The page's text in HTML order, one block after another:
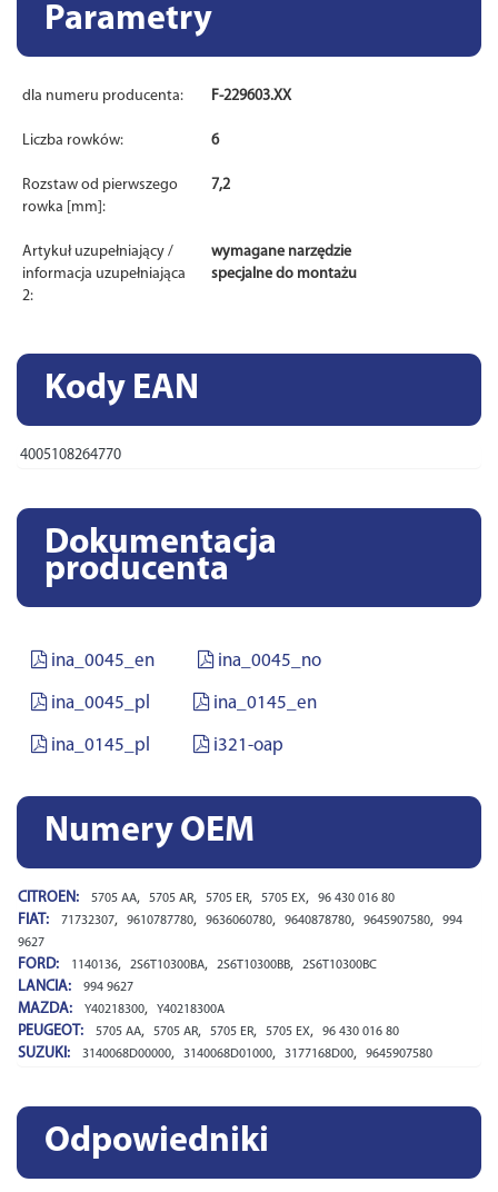
Parametry
dla numeru producenta: F-229603.XX
Liczba rowków: 6
Rozstaw od pierwszego
rowka [mm]:
7,2
Artykuł uzupełniający /
informacja uzupełniająca
2:
wymagane narzędzie
specjalne do montażu
Kody EAN
4005108264770
Dokumentacja
producenta
ina_0045_en ina_0045_no
ina_0045_pl ina_0145_en
ina_0145_pl i321-oap
Numery OEM
CITROEN: 5705 AA, 5705 AR, 5705 ER, 5705 EX, 96 430 016 80
FIAT: 71732307, 9610787780, 9636060780, 9640878780, 9645907580,
994
9627
FORD: 1140136, 2S6T10300BA, 2S6T10300BB, 2S6T10300BC
LANCIA: 994 9627
MAZDA: Y40218300, Y40218300A
PEUGEOT: 5705 AA, 5705 AR, 5705 ER, 5705 EX, 96 430 016 80
SUZUKI: 3140068D00000, 3140068D01000, 3177168D00, 9645907580
Odpowiedniki